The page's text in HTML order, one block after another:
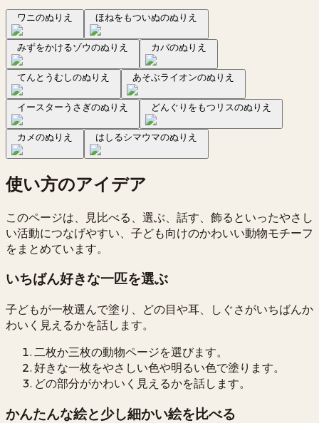
ワニのぬりえ ほねをもついぬのぬりえ
みずをかけるゾウのぬりえ カバのぬりえ
てんとうむしのぬりえ あそぶライオンのぬりえ
イースターうさぎのぬりえ どんぐりをもつリスのぬりえ
カメのぬりえ はしるシマウマのぬりえ
使い方のアイデア
このページは、見比べる、選ぶ、話す、飾るといったやさし
い活動につなげやすい、子ども向けのかわいい動物モチーフ
をまとめています。
いちばん好きな一匹を選ぶ
子どもが一枚選んで塗り、どの目や耳、しぐさがいちばんか
わいく見えるかを話します。
二枚か三枚の動物ページを選びます。
好きな一枚をやさしい色や明るい色で塗ります。
どの部分がかわいく見えるかを話します。
かんたんな絵と少し細かい絵を比べる